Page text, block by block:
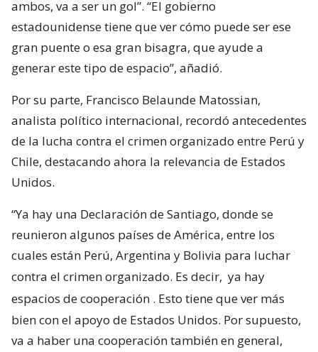
ambos, va a ser un gol”. “El gobierno
estadounidense tiene que ver cómo puede ser ese
gran puente o esa gran bisagra, que ayude a
generar este tipo de espacio”, añadió.
Por su parte, Francisco Belaunde Matossian,
analista político internacional, recordó antecedentes
de la lucha contra el crimen organizado entre Perú y
Chile, destacando ahora la relevancia de Estados
Unidos.
“Ya hay una Declaración de Santiago, donde se
reunieron algunos países de América, entre los
cuales están Perú, Argentina y Bolivia para luchar
contra el crimen organizado. Es decir, ya hay
espacios de cooperación . Esto tiene que ver más
bien con el apoyo de Estados Unidos. Por supuesto,
va a haber una cooperación también en general,